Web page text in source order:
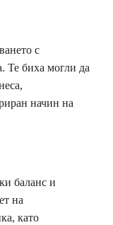
с
Те биха могли да
начин на
баланс и
на
като